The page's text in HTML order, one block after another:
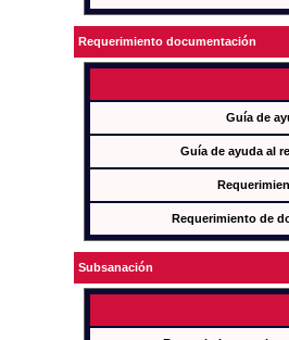
Requerimiento documentación
Guía de
Guía de ayuda al
Requerimiento de
Subsanación